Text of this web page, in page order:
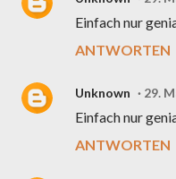
Einfach nur
ANTWORTEN
Unknown 29.
Einfach nur
ANTWORTEN